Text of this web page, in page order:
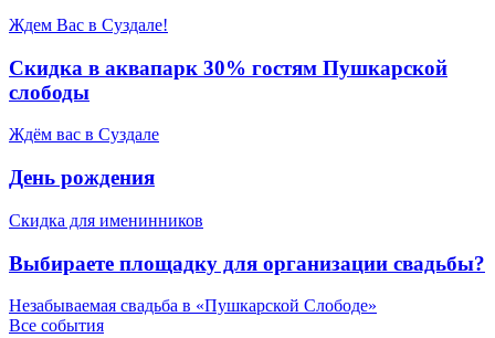
Ждем Вас в Суздале!
Скидка в аквапарк 30% гостям Пушкарской
слободы
Ждём вас в Суздале
День рождения
Скидка для именинников
Выбираете площадку для организации свадьбы?
Незабываемая свадьба в «Пушкарской Слободе»
Все события